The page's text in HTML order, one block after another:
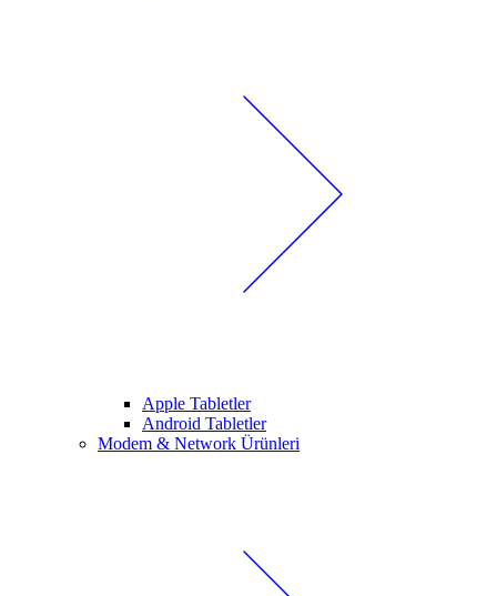
Apple Tabletler
Android Tabletler
Modem & Network Ürünleri